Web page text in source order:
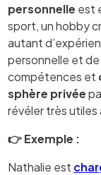
personnelle est
sport, un hobby
autant
personnelle et
compétences et
sphère privée
révéler très utiles
👉 Exemple :
Nathalie est